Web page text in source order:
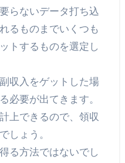
らないデータ打ち込
るものまでいくつも
トするものを選定し
収入をゲットした場
必要が出てきます。
上できるので、領収
しょう。
る方法ではないでし